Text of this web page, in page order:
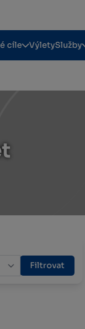
cíle VýletySlužby
Filtrovat